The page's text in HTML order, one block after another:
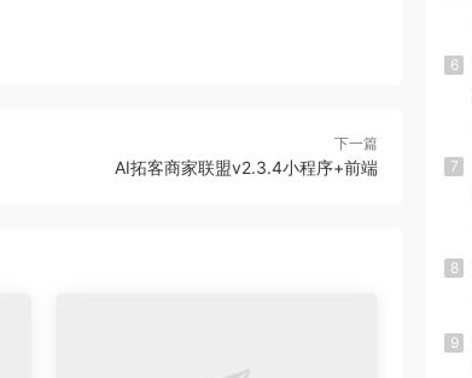
下一篇
AI拓客商家联盟v2.3.4小程序+前端
6
7
8
9